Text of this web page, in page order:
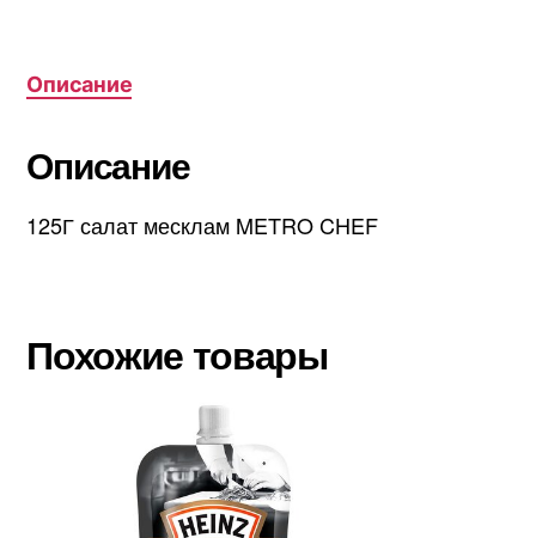
Описание
Описание
125Г салат месклам METRO CHEF
Похожие товары